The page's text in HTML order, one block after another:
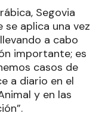
Segovia
se aplica una vez
a cabo
importante; es
casos de
a diario en el
y en las